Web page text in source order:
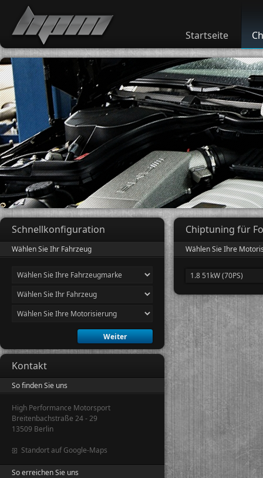
Startseite
Chiptuning für
Wählen Sie Ihre
1.8 51kW (70PS)
Schnellkonfiguration
Wählen Sie Ihr Fahrzeug
Kontakt
So finden Sie uns
High Performance Motorsport
Breitenbachstraße 24 - 29
13509 Berlin
Standort auf Google-Maps
So erreichen Sie uns